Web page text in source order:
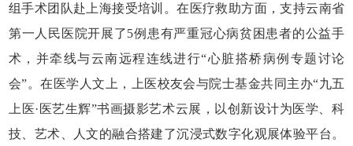
组手术团队赴上海接受培训。在医疗救助方面，支持云南省
第一人民医院开展了5例患有严重冠心病贫困患者的公益手
术，并牵线与云南远程连线进行“心脏搭桥病例专题讨论
会”。在医学人文上，上医校友会与院士基金共同主办“九五
上医·医艺生辉”书画摄影艺术云展，以创新设计为医学、科
技、艺术、人文的融合搭建了沉浸式数字化观展体验平台。